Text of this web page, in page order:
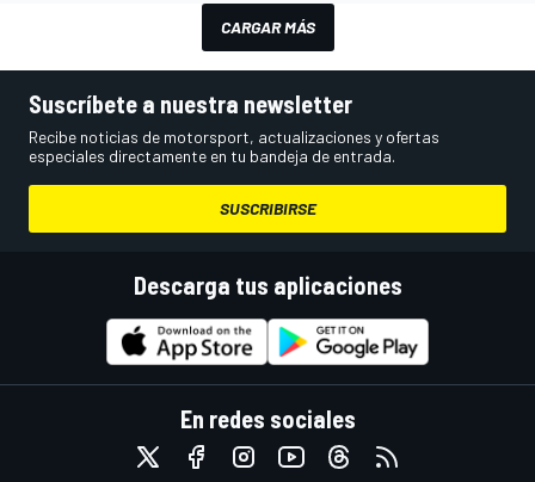
CARGAR MÁS
Suscríbete a nuestra newsletter
Recibe noticias de motorsport, actualizaciones y ofertas
especiales directamente en tu bandeja de entrada.
SUSCRIBIRSE
Descarga tus aplicaciones
En redes sociales